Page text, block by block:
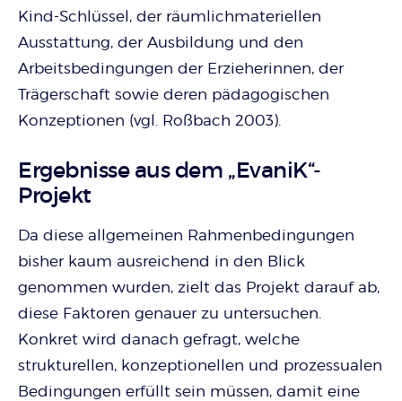
Kind-Schlüssel, der räumlichmateriellen
Ausstattung, der Ausbildung und den
Arbeitsbedingungen der Erzieherinnen, der
Trägerschaft sowie deren pädagogischen
Konzeptionen (vgl. Roßbach 2003).
Ergebnisse aus dem „EvaniK“-
Projekt
Da diese allgemeinen Rahmenbedingungen
bisher kaum ausreichend in den Blick
genommen wurden, zielt das Projekt darauf ab,
diese Faktoren genauer zu untersuchen.
Konkret wird danach gefragt, welche
strukturellen, konzeptionellen und prozessualen
Bedingungen erfüllt sein müssen, damit eine